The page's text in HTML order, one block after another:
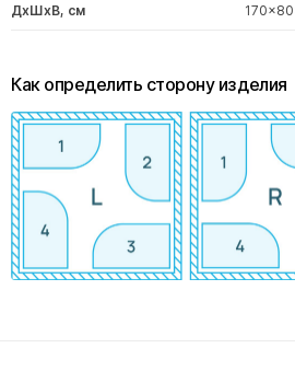
ДxШxВ, см
Как определить сторону изделия